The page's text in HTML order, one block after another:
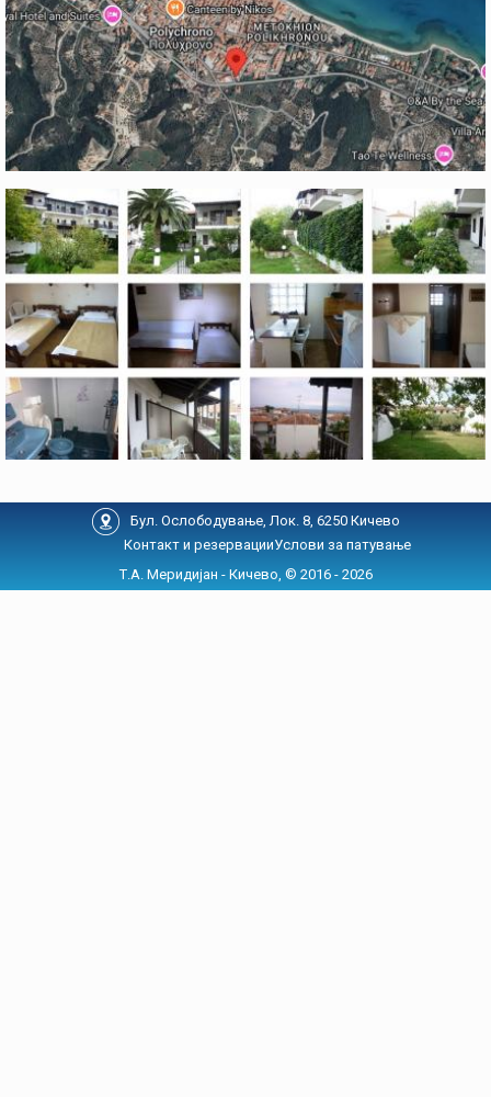
Бул. Ослободување, Лок. 8, 6250 Кичево
Контакт и резервацииУслови за патување
Т.А. Меридијан - Кичево, © 2016 - 2026